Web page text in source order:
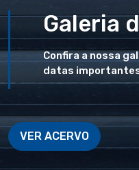
Galeria
Confira a nossa
datas importantes
VER ACERVO